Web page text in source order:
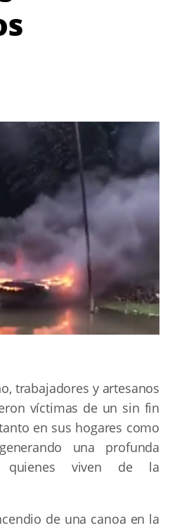
trabajadores y artesanos
víctimas de un sin fin
en sus hogares como
una profunda
quienes viven de la
de una canoa en la